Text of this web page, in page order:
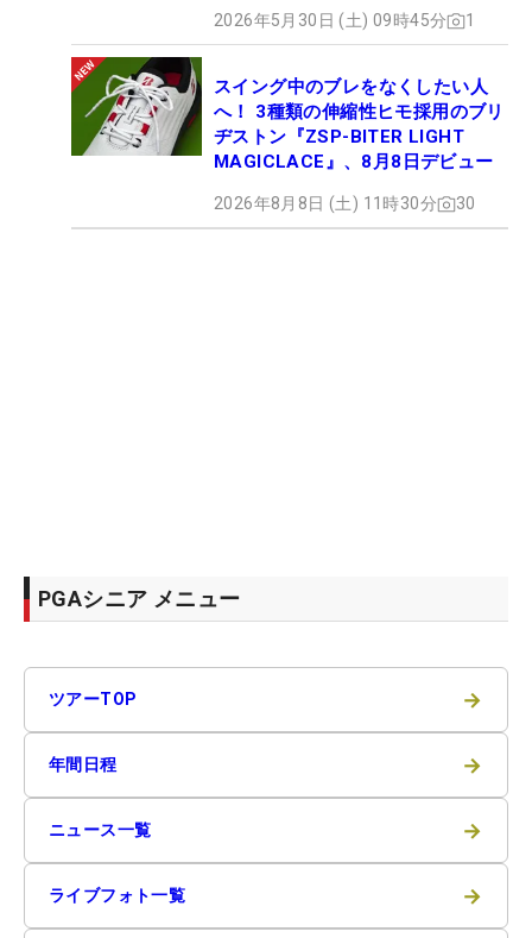
2026年5月30日 (土) 09時45分 1
スイング中のブレをなくしたい人
へ！ 3種類の伸縮性ヒモ採用のブリ
ヂストン『ZSP-BITER LIGHT
MAGICLACE』、8月8日デビュー
2026年8月8日 (土) 11時30分 30
PGAシニア メニュー
ツアーTOP →
年間日程 →
ニュース一覧 →
ライブフォト一覧 →